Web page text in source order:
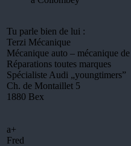
Tu parle bien de lui :
Terzi Mécanique
Mécanique auto – mécanique
Réparations toutes marques
Spécialiste Audi „youngtimers”
Ch. de Montaillet 5
1880 Bex
a+
Fred